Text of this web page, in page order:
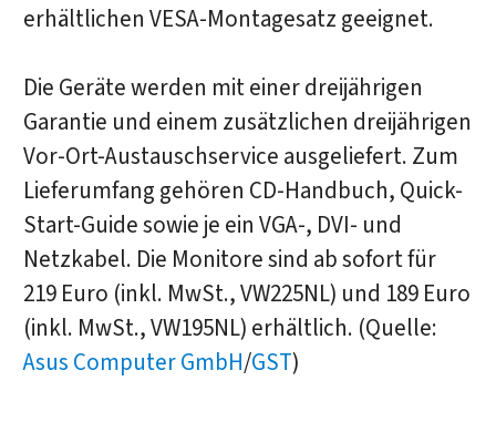
erhältlichen VESA-Montagesatz geeignet.
Die Geräte werden mit einer dreijährigen
Garantie und einem zusätzlichen dreijährigen
Vor-Ort-Austauschservice ausgeliefert. Zum
Lieferumfang gehören CD-Handbuch, Quick-
Start-Guide sowie je ein VGA-, DVI- und
Netzkabel. Die Monitore sind ab sofort für
219 Euro (inkl. MwSt., VW225NL) und 189 Euro
(inkl. MwSt., VW195NL) erhältlich. (Quelle:
Asus Computer GmbH/GST)